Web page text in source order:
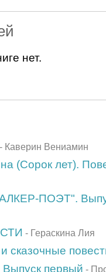
нет.
- Каверин Вениамин
(Сорок лет).
ПОЭТ".
- Гераскина Лия
сказочные
Выпуск первый -